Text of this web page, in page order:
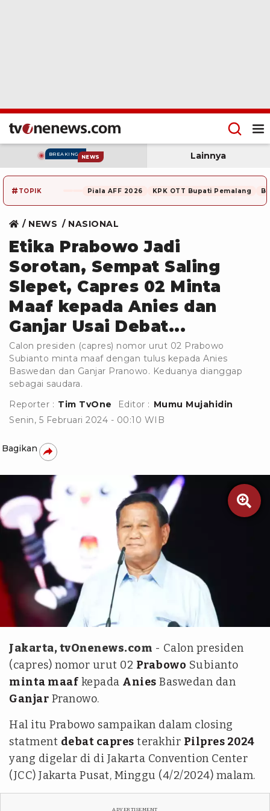
BREAKING NEWS Lainnya
# TOPIK Piala AFF 2026 KPK OTT Bupati Pemalang
NEWS NASIONAL
Etika Prabowo Jadi
Sorotan, Sempat Saling
Slepet, Capres 02 Minta
Maaf kepada Anies dan
Ganjar Usai Debat...
Calon presiden (capres) nomor urut 02 Prabowo
Subianto minta maaf dengan tulus kepada Anies
Baswedan dan Ganjar Pranowo. Keduanya dianggap
sebagai saudara.
Reporter : Tim TvOne Editor : Mumu Mujahidin
Senin, 5 Februari 2024 - 00:10 WIB
Bagikan

tim tvonenews/Julio
Jakarta, tvOnenews.com - Calon presiden
(capres) nomor urut 02 Prabowo Subianto
minta maaf kepada Anies Baswedan dan
Ganjar Pranowo.
Hal itu Prabowo sampaikan dalam closing
statment debat capres terakhir Pilpres 2024
yang digelar di di Jakarta Convention Center
(JCC) Jakarta Pusat, Minggu (4/2/2024) malam.
ADVERTISEMENT